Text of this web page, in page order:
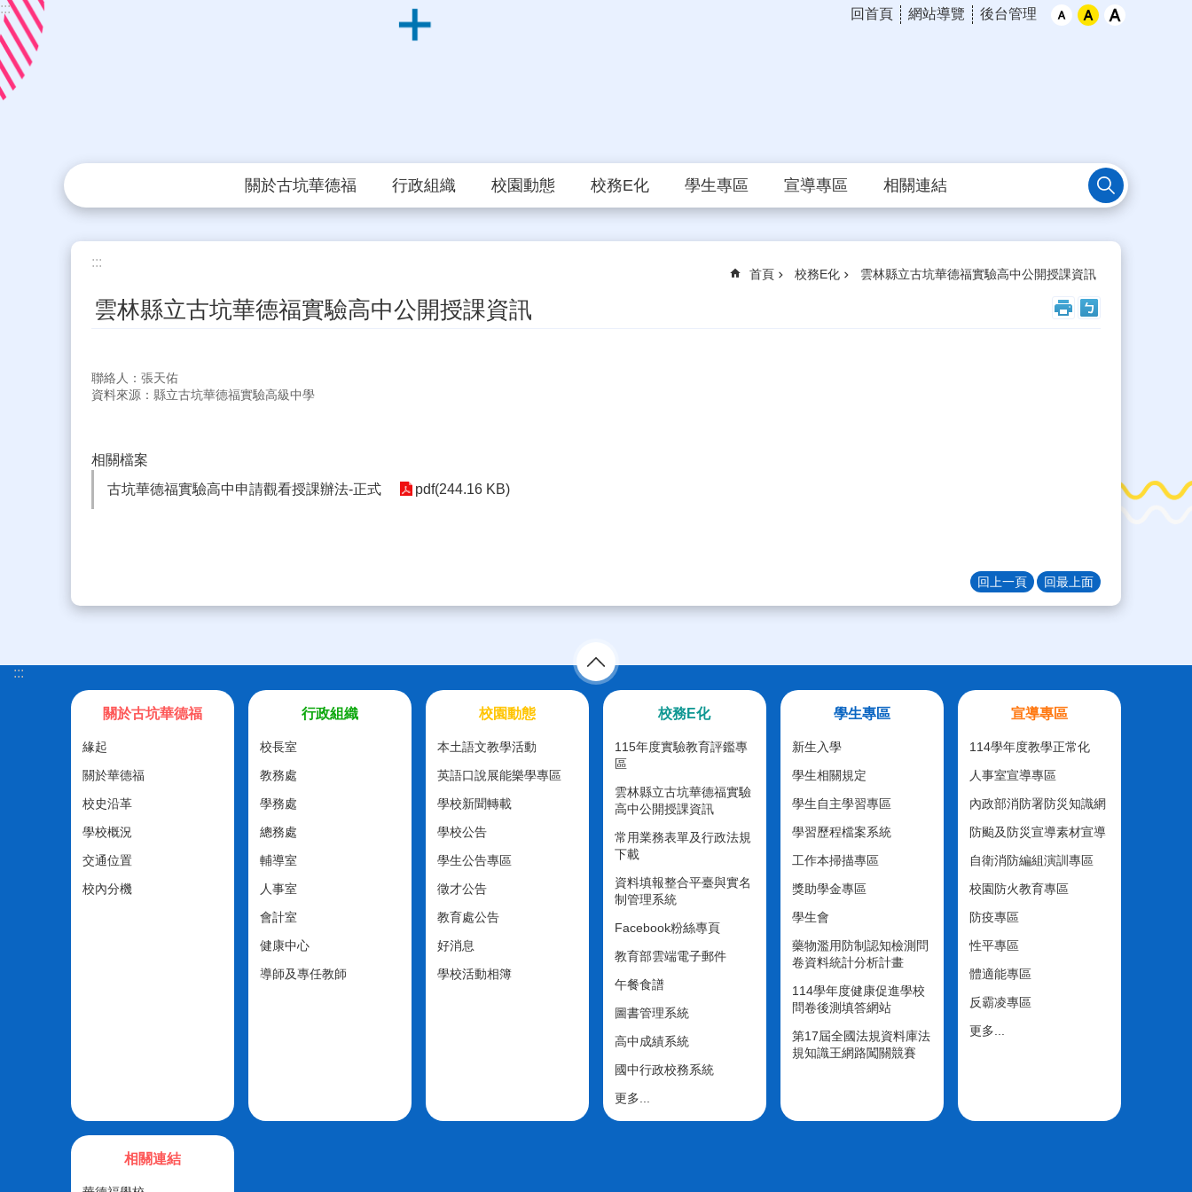
跳到主要內容區塊
::: 回首頁 網站導覽 後台管理
關於古坑華德福 行政組織 校園動態 校務E化 學生專區 宣導專區 相關連結
:::
首頁 校務E化 雲林縣立古坑華德福實驗高中公開授課資訊
雲林縣立古坑華德福實驗高中公開授課資訊
聯絡人：張天佑
資料來源：縣立古坑華德福實驗高級中學
相關檔案
古坑華德福實驗高中申請觀看授課辦法-正式
pdf(244.16 KB)
回上一頁 回最上面
:::
關於古坑華德福
緣起
關於華德福
校史沿革
學校概況
交通位置
校內分機
行政組織
校長室
教務處
學務處
總務處
輔導室
人事室
會計室
健康中心
導師及專任教師
校園動態
本土語文教學活動
英語口說展能樂學專區
學校新聞轉載
學校公告
學生公告專區
徵才公告
教育處公告
好消息
學校活動相簿
校務E化
115年度實驗教育評鑑專
區
雲林縣立古坑華德福實驗
高中公開授課資訊
常用業務表單及行政法規
下載
資料填報整合平臺與實名
制管理系統
Facebook粉絲專頁
教育部雲端電子郵件
午餐食譜
圖書管理系統
高中成績系統
國中行政校務系統
更多...
學生專區
新生入學
學生相關規定
學生自主學習專區
學習歷程檔案系統
工作本掃描專區
獎助學金專區
學生會
藥物濫用防制認知檢測問
卷資料統計分析計畫
114學年度健康促進學校
問卷後測填答網站
第17屆全國法規資料庫法
規知識王網路闖關競賽
宣導專區
114學年度教學正常化
人事室宣導專區
內政部消防署防災知識網
防颱及防災宣導素材宣導
自衛消防編組演訓專區
校園防火教育專區
防疫專區
性平專區
體適能專區
反霸凌專區
更多...
相關連結